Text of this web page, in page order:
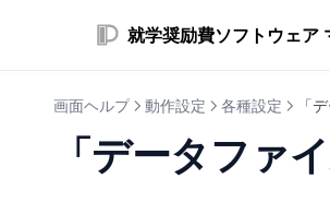
就学奨励費ソフトウェア
画面ヘルプ 動作設定 各種設定 「
「データファ